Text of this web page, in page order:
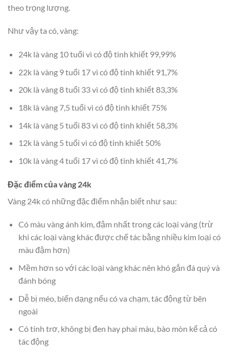
theo trọng lượng.
Như vậy ta có, vàng:
24k là vàng 10 tuổi vì có độ tinh khiết 99,99%
22k là vàng 9 tuổi 17 vì có độ tinh khiết 91,7%
20k là vàng 8 tuổi 33 vì có độ tinh khiết 83,3%
18k là vàng 7,5 tuổi vì có độ tinh khiết 75%
14k là vàng 5 tuổi 83 vì có độ tinh khiết 58,3%
12k là vàng 5 tuổi vì có độ tinh khiết 50%
10k là vàng 4 tuổi 17 vì có độ tinh khiết 41,7%
Đặc điểm của vàng 24k
Vàng 24k có những đặc điểm nhận biết như sau:
Có màu vàng ánh kim, đậm nhất trong các loại vàng (trừ
khi các loại vàng khác được chế tác bằng nhiều kim loại có
màu đậm hơn)
Mềm hơn so với các loại vàng khác nên khó gắn đá quý và
đánh bóng
Dễ bị méo, biến dạng nếu có va chạm, tác động từ bên
ngoài
Có tính trơ, không bị đen hay phai màu, bào mòn kể cả có
tác động